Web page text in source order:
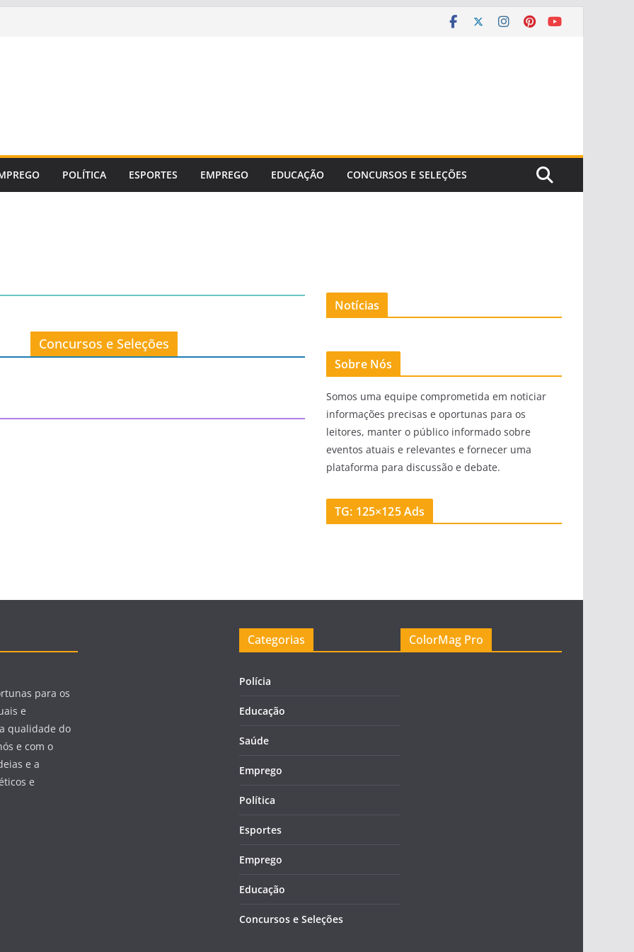
POLÍTICA ESPORTES EMPREGO EDUCAÇÃO CONCURSOS E SELEÇÕES
Concursos e Seleções
Notícias
Sobre Nós
Somos uma equipe comprometida em noticiar
informações precisas e oportunas para os
leitores, manter o público informado sobre
eventos atuais e relevantes e fornecer uma
plataforma para discussão e debate.
TG: 125×125 Ads
para os
e
qualidade do
e com o
e a
e
Categorias
Polícia
Educação
Saúde
Emprego
Política
Esportes
Emprego
Educação
Concursos e Seleções
ColorMag Pro